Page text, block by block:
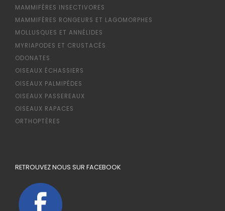
MAMMIFÈRES INSECTIVORES
MAMMIFÈRES RONGEURS ET LAGOMORPHES
MOLLUSQUES ET ANNÉLIDES
MYRIAPODES ET CRUSTACÉS
ODONATES
OISEAUX ÉCHASSIERS
OISEAUX PALMIPÈDES
OISEAUX PASSEREAUX
OISEAUX RAPACES
ORTHOPTÈRES
RETROUVEZ NOUS SUR FACEBOOK